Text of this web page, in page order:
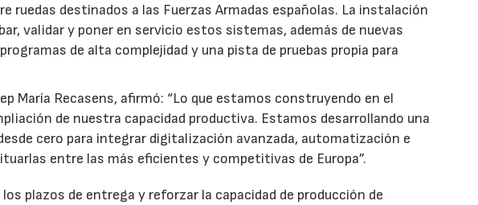
ruedas destinados a las Fuerzas Armadas españolas. La instalación
validar y poner en servicio estos sistemas, además de nuevas
de alta complejidad y una pista de pruebas propia para
María Recasens, afirmó: “Lo que estamos construyendo en el
de nuestra capacidad productiva. Estamos desarrollando una
cero para integrar digitalización avanzada, automatización e
entre las más eficientes y competitivas de Europa”.
plazos de entrega y reforzar la capacidad de producción de